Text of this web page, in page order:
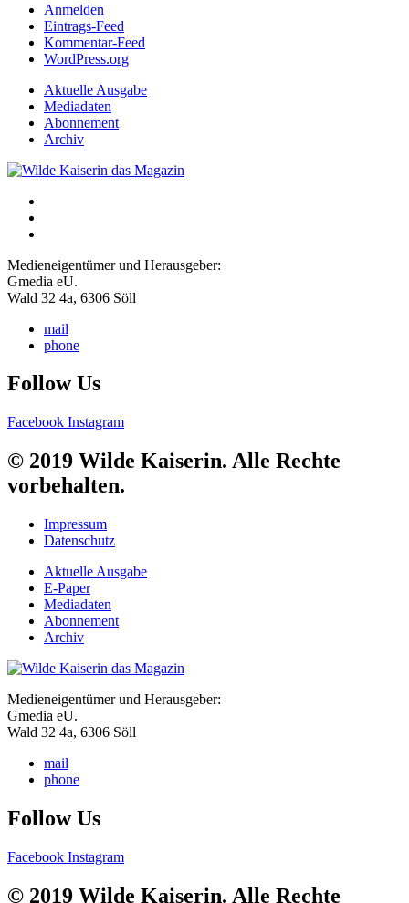
Anmelden
Eintrags-Feed
Kommentar-Feed
WordPress.org
Aktuelle Ausgabe
Mediadaten
Abonnement
Archiv
Medieneigentümer und Herausgeber:
Gmedia eU.
Wald 32 4a, 6306 Söll
mail
phone
Follow Us
Facebook Instagram
© 2019 Wilde Kaiserin. Alle Rechte
vorbehalten.
Impressum
Datenschutz
Aktuelle Ausgabe
E-Paper
Mediadaten
Abonnement
Archiv
Medieneigentümer und Herausgeber:
Gmedia eU.
Wald 32 4a, 6306 Söll
mail
phone
Follow Us
Facebook Instagram
© 2019 Wilde Kaiserin. Alle Rechte